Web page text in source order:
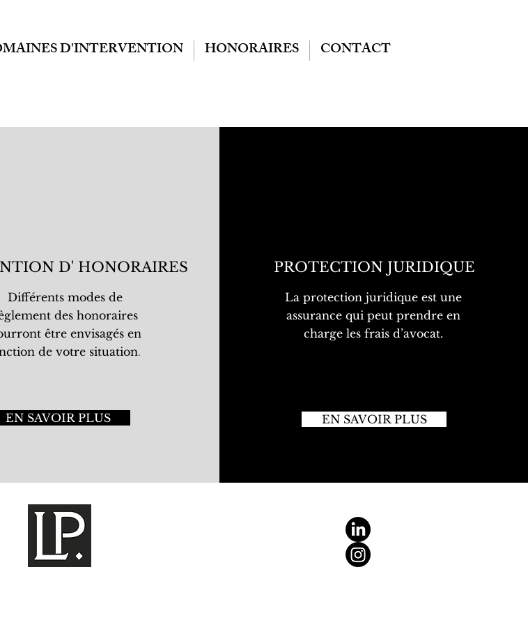
D'INTERVENTION HONORAIRES CONTACT
D' HONORAIRES
Différents modes de
des honoraires
être envisagés en
de votre situation.
EN SAVOIR PLUS
PROTECTION JURIDIQUE
La protection juridique est une
assurance qui peut prendre en
charge les frais d’avocat.
EN SAVOIR PLUS